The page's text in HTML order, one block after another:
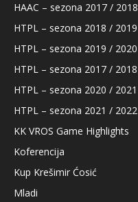
HAAC – sezona 2017 / 2018
HTPL – sezona 2018 / 2019
HTPL – sezona 2019 / 2020
HTPL – sezona 2017 / 2018
HTPL – sezona 2020 / 2021
HTPL – sezona 2021 / 2022
KK VROS Game Highlights
Koferencija
Kup Krešimir Ćosić
Mladi